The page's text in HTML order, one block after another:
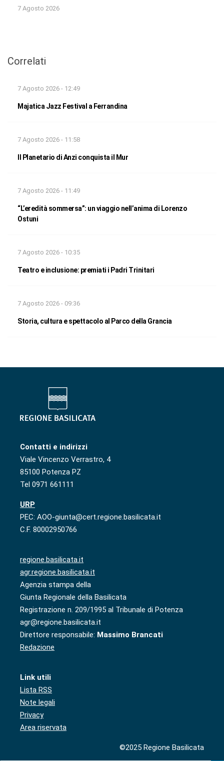
7 Agosto 2026
Correlati
7 Agosto 2026 - 12:49
Majatica Jazz Festival a Ferrandina
7 Agosto 2026 - 11:58
Il Planetario di Anzi conquista il Mur
7 Agosto 2026 - 11:49
“L’eredità sommersa”: un viaggio nell’anima di Lorenzo
Ostuni
7 Agosto 2026 - 10:35
Teatro e inclusione: premiati i Padri Trinitari
7 Agosto 2026 - 09:36
Storia, cultura e spettacolo al Parco della Grancia
Contatti e indirizzi
Viale Vincenzo Verrastro, 4
85100 Potenza PZ
Tel 0971 661111
URP
PEC: AOO-giunta@cert.regione.basilicata.it
C.F. 80002950766
regione.basilicata.it
agr.regione.basilicata.it
Agenzia stampa della
Giunta Regionale della Basilicata
Registrazione n. 209/1995 al Tribunale di Potenza
agr@regione.basilicata.it
Direttore responsabile: Massimo Brancati
Redazione
Link utili
Lista RSS
Note legali
Privacy
Area riservata
©2025 Regione Basilicata